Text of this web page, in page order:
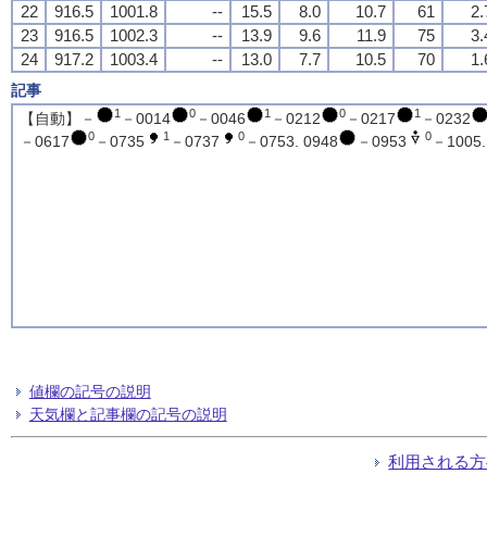
22
916.5 1001.8 -- 15.5 8.0 10.7 61
23
916.5 1002.3 -- 13.9 9.6 11.9 75
24
917.2 1003.4 -- 13.0 7.7 10.5 70
記事
【自動】－
1－0014 0－0046 1－0212 0－0217 1－0232
－0617
0－0735 1－0737 0－0753. 0948 －0953 0－
値欄の記号の説明
天気欄と記事欄の記号の説明
利用される